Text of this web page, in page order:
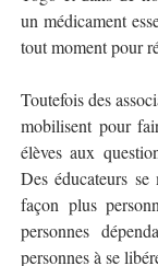
un médicament
tout moment pour
Toutefois des
mobilisent pour
élèves aux
Des éducateurs
façon plus
personnes
personnes à se